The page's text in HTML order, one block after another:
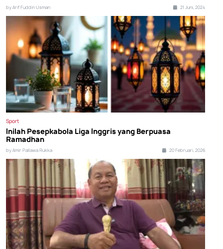
by Arif Fuddin Usman 21 Juni, 2024
Sport
Inilah Pesepkabola Liga Inggris yang Berpuasa
Ramadhan
by Amir Pallawa Rukka 20 Februari, 2026